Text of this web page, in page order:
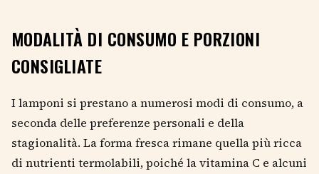
MODALITÀ DI CONSUMO E PORZIONI
CONSIGLIATE
I lamponi si prestano a numerosi modi di consumo, a
seconda delle preferenze personali e della
stagionalità. La forma fresca rimane quella più ricca
di nutrienti termolabili, poiché la vitamina C e alcuni